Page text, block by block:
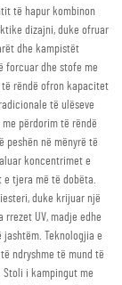
të hapur kombinon
dizajni, duke ofruar
dhe kampistët
forcuar dhe stofe me
rëndë ofron kapacitet
të ulëseve
përdorim të rëndë
peshën në mënyrë të
koncentrimet e
tjera më të dobëta.
duke krijuar një
UV, madje edhe
Teknologjia e
ndryshme të mund të
i kampingut me